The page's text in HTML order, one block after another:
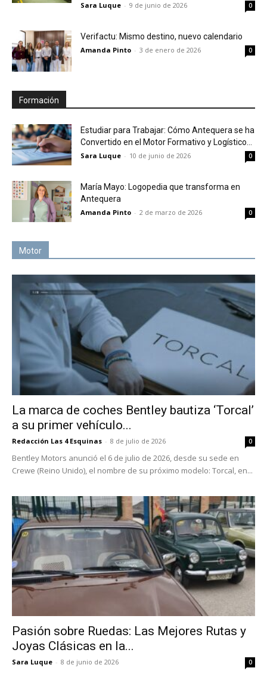
Sara Luque - 9 de junio de 2026 0
Verifactu: Mismo destino, nuevo calendario
Amanda Pinto - 3 de enero de 2026 0
Formación
Estudiar para Trabajar: Cómo Antequera se ha
Convertido en el Motor Formativo y Logístico...
Sara Luque - 10 de junio de 2026 0
María Mayo: Logopedia que transforma en
Antequera
Amanda Pinto - 2 de marzo de 2026 0
Motor
La marca de coches Bentley bautiza ‘Torcal’
a su primer vehículo...
Redacción Las 4 Esquinas - 8 de julio de 2026 0
Bentley Motors anunció el 6 de julio de 2026, desde su sede en
Crewe (Reino Unido), el nombre de su próximo modelo: Torcal, en...
Pasión sobre Ruedas: Las Mejores Rutas y
Joyas Clásicas en la...
Sara Luque - 8 de junio de 2026 0